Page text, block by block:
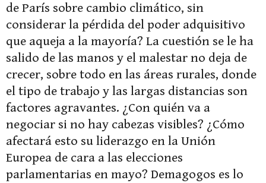
de París sobre cambio climático, sin
considerar la pérdida del poder adquisitivo
que aqueja a la mayoría? La cuestión se le ha
salido de las manos y el malestar no deja de
crecer, sobre todo en las áreas rurales, donde
el tipo de trabajo y las largas distancias son
factores agravantes. ¿Con quién va a
negociar si no hay cabezas visibles? ¿Cómo
afectará esto su liderazgo en la Unión
Europea de cara a las elecciones
parlamentarias en mayo? Demagogos es lo